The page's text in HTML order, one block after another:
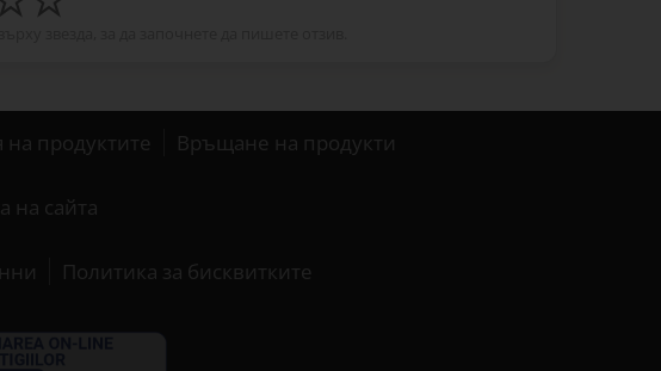
на продуктите Връщане на продукти
на сайта
Политика за бисквитките